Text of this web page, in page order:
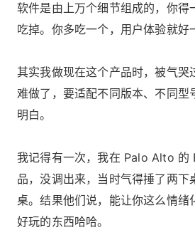
软件是由上万个细节组成的，你得
吃掉。你多吃一个，用户体验就好
其实我做现在这个产品时，被气哭
难做了，要适配不同版本、不同型
明白。
我记得有一次，我在 Palo Alto 的
品，没调出来，当时气得捶了两下
桌。结果他们说，能让你这么情绪
好玩的东西哈哈。